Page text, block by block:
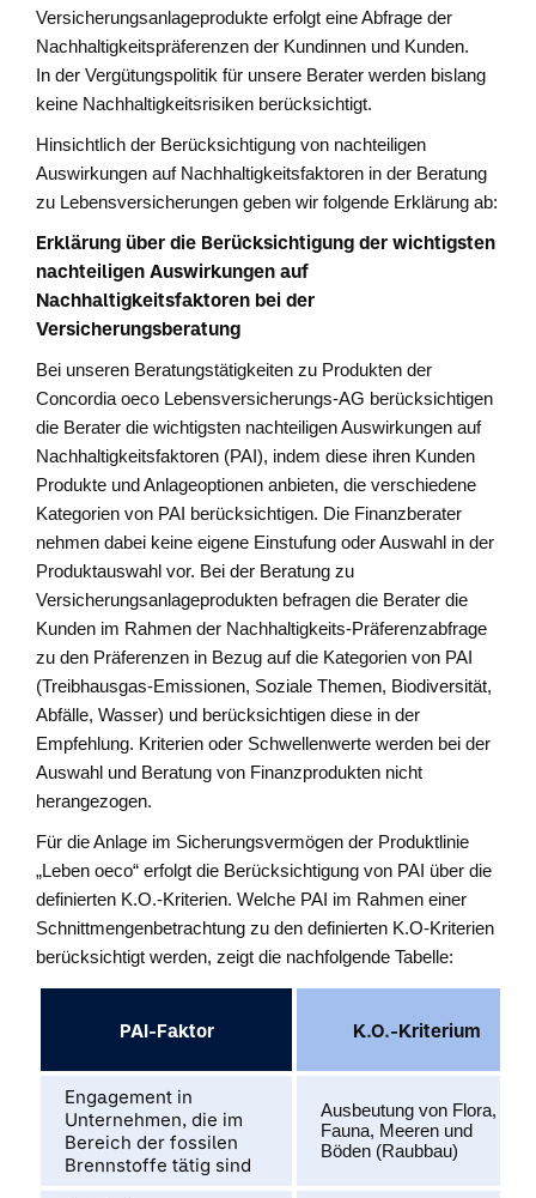
Versicherungsanlageprodukte erfolgt eine Abfrage der
Nachhaltigkeitspräferenzen der Kundinnen und Kunden.
In der Vergütungspolitik für unsere Berater werden bislang
keine Nachhaltigkeitsrisiken berücksichtigt.
Hinsichtlich der Berücksichtigung von nachteiligen
Auswirkungen auf Nachhaltigkeitsfaktoren in der Beratung
zu Lebensversicherungen geben wir folgende Erklärung ab:
Erklärung über die Berücksichtigung der wichtigsten
nachteiligen Auswirkungen auf
Nachhaltigkeitsfaktoren bei der
Versicherungsberatung
Bei unseren Beratungstätigkeiten zu Produkten der
Concordia oeco Lebensversicherungs-AG berücksichtigen
die Berater die wichtigsten nachteiligen Auswirkungen auf
Nachhaltigkeitsfaktoren (PAI), indem diese ihren Kunden
Produkte und Anlageoptionen anbieten, die verschiedene
Kategorien von PAI berücksichtigen. Die Finanzberater
nehmen dabei keine eigene Einstufung oder Auswahl in der
Produktauswahl vor. Bei der Beratung zu
Versicherungsanlageprodukten befragen die Berater die
Kunden im Rahmen der Nachhaltigkeits-Präferenzabfrage
zu den Präferenzen in Bezug auf die Kategorien von PAI
(Treibhausgas-Emissionen, Soziale Themen, Biodiversität,
Abfälle, Wasser) und berücksichtigen diese in der
Empfehlung. Kriterien oder Schwellenwerte werden bei der
Auswahl und Beratung von Finanzprodukten nicht
herangezogen.
Für die Anlage im Sicherungsvermögen der Produktlinie
„Leben oeco“ erfolgt die Berücksichtigung von PAI über die
definierten K.O.-Kriterien. Welche PAI im Rahmen einer
Schnittmengenbetrachtung zu den definierten K.O-Kriterien
berücksichtigt werden, zeigt die nachfolgende Tabelle:
PAI-Faktor K.O.-Kriterium
Engagement in
Unternehmen, die im
Bereich der fossilen
Brennstoffe tätig sind
Ausbeutung von Flora,
Fauna, Meeren und
Böden (Raubbau)